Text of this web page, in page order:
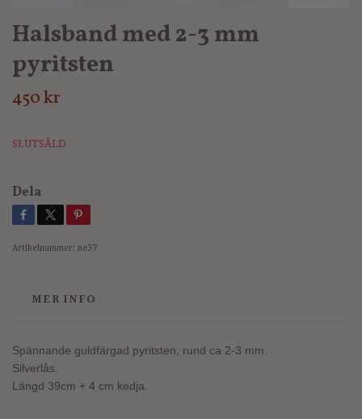
Halsband med 2-3 mm
pyritsten
450 kr
SLUTSÅLD
Dela
Artikelnummer: ne37
MER INFO
Spännande guldfärgad pyritsten, rund ca 2-3 mm.
Silverlås.
Längd 39cm + 4 cm kedja.